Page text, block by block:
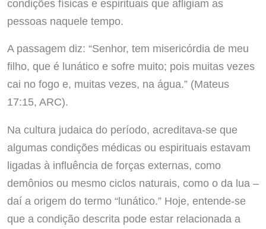
condições físicas e espirituais que afligiam as
pessoas naquele tempo.
A passagem diz: “Senhor, tem misericórdia de meu
filho, que é lunático e sofre muito; pois muitas vezes
cai no fogo e, muitas vezes, na água.” (Mateus
17:15, ARC).
Na cultura judaica do período, acreditava-se que
algumas condições médicas ou espirituais estavam
ligadas à influência de forças externas, como
demônios ou mesmo ciclos naturais, como o da lua –
daí a origem do termo “lunático.” Hoje, entende-se
que a condição descrita pode estar relacionada a